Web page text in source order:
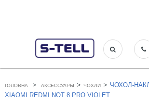
ГОЛОВНА > АКСЕССУАРЫ > ЧОХЛИ > ЧОХОЛ-
XIAOMI REDMI NOT 8 PRO VIOLET